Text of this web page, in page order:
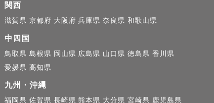
関西
滋賀県 京都府 大阪府 兵庫県 奈良県 和歌山県
中四国
鳥取県 島根県 岡山県 広島県 山口県 徳島県 香川県
愛媛県 高知県
九州・沖縄
福岡県 佐賀県 長崎県 熊本県 大分県 宮崎県 鹿児島県